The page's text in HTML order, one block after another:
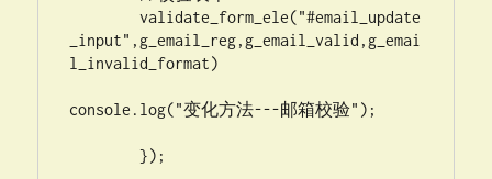
	validate_form_ele("#email_update
_input",g_email_reg,g_email_valid,g_emai
l_invalid_format)
console.log("变化方法---邮箱校验");
	});